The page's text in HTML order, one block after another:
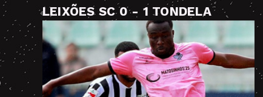
LEIXÕES SC 0 - 1 TONDELA